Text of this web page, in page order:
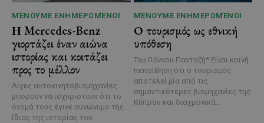
ΜΈΝΟΥΜΕ ΕΝΗΜΕΡΩΜΈΝΟΙ
Η Mercedes-Benz
γιορτάζει έναν αιώνα
ιστορίας και κοιτάζει
προς το μέλλον
Λίγες αυτοκινητοβιομηχανίες
μπορούν να ισχυριστούν ότι το
όνομά τους έγινε συνώνυμο της
ίδιας της ιστορίας του
ΜΈΝΟΥΜΕ ΕΝΗΜΕΡΩΜΈΝΟΙ
Ο τουρισμός ως εθνική
υπόθεση
Του Γιάννου Πανταζή* Είναι κοινή
πεποίθηση ότι ο τουρισμός
αποτελεί μία από τις
σημαντικότερες βιομηχανίες της
Κύπρου και διαχρονικά...